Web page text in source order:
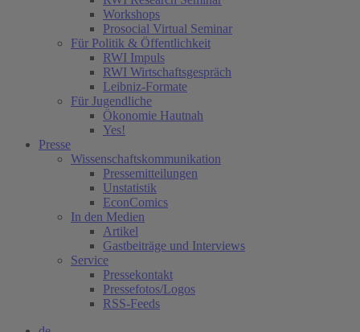
Workshops
Prosocial Virtual Seminar
Für Politik & Öffentlichkeit
RWI Impuls
RWI Wirtschaftsgespräch
Leibniz-Formate
Für Jugendliche
Ökonomie Hautnah
Yes!
Presse
Wissenschaftskommunikation
Pressemitteilungen
Unstatistik
EconComics
In den Medien
Artikel
Gastbeiträge und Interviews
Service
Pressekontakt
Pressefotos/Logos
RSS-Feeds